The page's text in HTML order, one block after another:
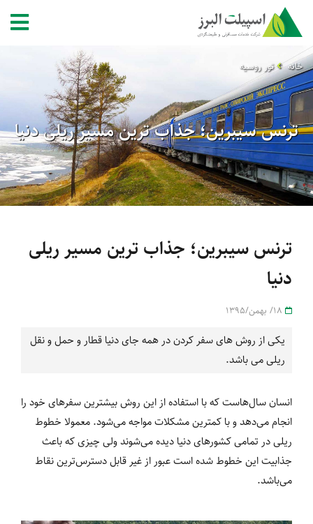
خانه تور روسیه
ترنس سیبرین؛ جذاب ترین مسیر ریلی دنیا
ترنس سیبرین؛ جذاب ترین مسیر ریلی
دنیا
یکی از روش های سفر کردن در همه جای دنیا قطار و حمل و نقل
ریلی می باشد.
انسان سال‌هاست که با استفاده از این روش بیشترین سفرهای خود را
انجام می‌دهد و با کمترین مشکلات مواجه می‌شود. معمولا خطوط
ریلی در تمامی کشورهای دنیا دیده می‌شوند ولی چیزی که باعث
جذابیت این خطوط شده است عبور از غیر قابل دسترس‌ترین نقاط
می‌باشد.